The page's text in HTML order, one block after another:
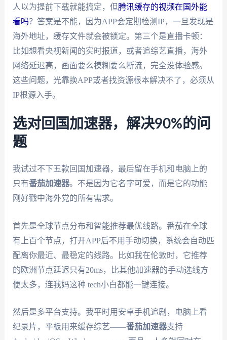
人以为提前下载就能搞定，但腾讯缓存的视频在国外能
看吗？答案是不能，因为APP会定期检测IP，一旦发现是
海外地址，缓存文件就会被锁定。第三个是直播卡顿：
比如想看央视新闻的实时报道，或者追综艺直播，海外
网络延迟高，画面要么模糊要么断流，完全没体验感。
这些问题，光靠换APP或者找资源根本解决不了，必须从
IP根源入手。
选对回国加速器，解决90%的问
题
我试过不下五款回国加速器，最后留在手机和电脑上的
只有番茄加速器。不是因为它名字可爱，而是它的功能
刚好戳中海外党的所有需求。
首先是全球节点分布和智能推荐最优线路。番茄在全球
有上百个节点，打开APP后不用手动切换，系统会自动匹
配离你最近、最稳定的线路。比如我在伦敦时，它推荐
的欧洲节点延迟只有20ms，比其他加速器的手动选线方
便太多，连我妈这种 tech小白都能一键连接。
然后是多平台支持。我平时用安卓手机追剧，电脑上看
纪录片，平板用来缓存综艺——番茄加速器支持